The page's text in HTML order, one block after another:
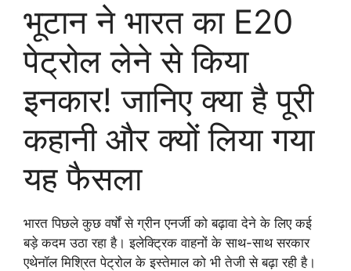
भूटान ने भारत का E20
पेट्रोल लेने से किया
इनकार! जानिए क्या है पूरी
कहानी और क्यों लिया गया
यह फैसला
भारत पिछले कुछ वर्षों से ग्रीन एनर्जी को बढ़ावा देने के लिए कई
बड़े कदम उठा रहा है। इलेक्ट्रिक वाहनों के साथ-साथ सरकार
एथेनॉल मिश्रित पेट्रोल के इस्तेमाल को भी तेजी से बढ़ा रही है।